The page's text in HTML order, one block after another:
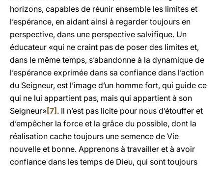
horizons, capables de réunir ensemble les limites et
l’espérance, en aidant ainsi à regarder toujours en
perspective, dans une perspective salvifique. Un
éducateur «qui ne craint pas de poser des limites et,
dans le même temps, s’abandonne à la dynamique de
l’espérance exprimée dans sa confiance dans l’action
du Seigneur, est l’image d’un homme fort, qui guide ce
qui ne lui appartient pas, mais qui appartient à son
Seigneur»[7] . Il n’est pas licite pour nous d’étouffer et
d’empêcher la force et la grâce du possible, dont la
réalisation cache toujours une semence de Vie
nouvelle et bonne. Apprenons à travailler et à avoir
confiance dans les temps de Dieu, qui sont toujours